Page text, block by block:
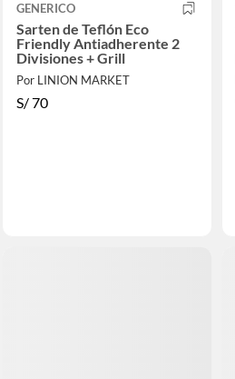
GENERICO
Sarten de Teflón Eco
Friendly Antiadherente 2
Divisiones + Grill
Por LINION MARKET
S/70